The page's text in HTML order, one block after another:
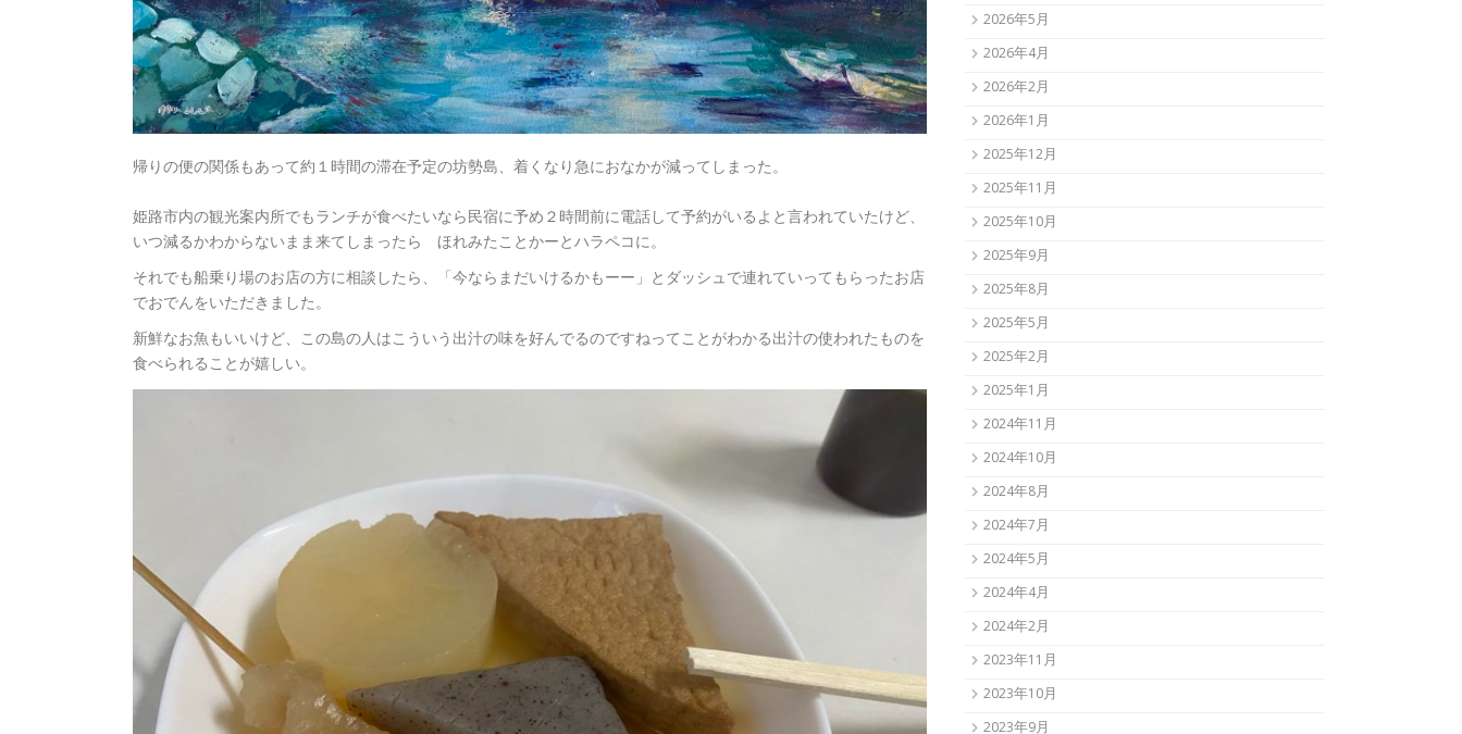
帰りの便の関係もあって約１時間の滞在予定の坊勢島、着くなり急におなかが減ってしまった。
姫路市内の観光案内所でもランチが食べたいなら民宿に予め２時間前に電話して予約がいるよと言われていたけど、
いつ減るかわからないまま来てしまったら ほれみたことかーとハラペコに。
それでも船乗り場のお店の方に相談したら、「今ならまだいけるかもーー」とダッシュで連れていってもらったお店
でおでんをいただきました。
新鮮なお魚もいいけど、この島の人はこういう出汁の味を好んでるのですねってことがわかる出汁の使われたものを
食べられることが嬉しい。
2026年5月
2026年4月
2026年2月
2026年1月
2025年12月
2025年11月
2025年10月
2025年9月
2025年8月
2025年5月
2025年2月
2025年1月
2024年11月
2024年10月
2024年8月
2024年7月
2024年5月
2024年4月
2024年2月
2023年11月
2023年10月
2023年9月